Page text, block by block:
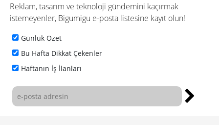
Reklam, tasarım ve teknoloji gündemini kaçırmak
istemeyenler, Bigumigu e-posta listesine kayıt olun!
Günlük Özet
Bu Hafta Dikkat Çekenler
Haftanın İş İlanları